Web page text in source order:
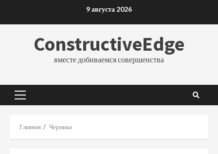
9 августа 2026
ConstructiveEdge
вместе добиваемся совершенства
Основное
Главная Черника